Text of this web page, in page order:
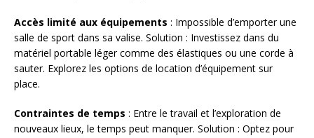
Accès limité aux équipements : Impossible d’emporter une
salle de sport dans sa valise. Solution : Investissez dans du
matériel portable léger comme des élastiques ou une corde à
sauter. Explorez les options de location d’équipement sur
place.
Contraintes de temps : Entre le travail et l’exploration de
nouveaux lieux, le temps peut manquer. Solution : Optez pour